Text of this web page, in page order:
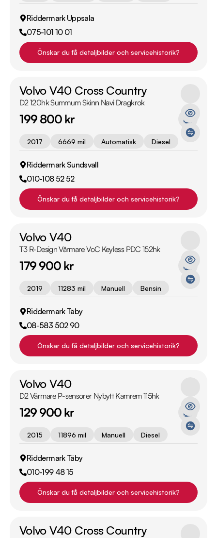
Riddermark Uppsala
075-101 10 01
Önskar du få detaljbilder och servicehistorik?
Volvo V40 Cross Country
D2 120hk Summum Skinn Navi Dragkrok
199 800 kr
2017 6669 mil Automatisk Diesel
Riddermark Sundsvall
010-108 52 52
Önskar du få detaljbilder och servicehistorik?
Volvo V40
T3 R-Design Värmare VoC Keyless PDC 152hk
179 900 kr
2019 11283 mil Manuell Bensin
Riddermark Täby
08-583 502 90
Önskar du få detaljbilder och servicehistorik?
Volvo V40
D2 Värmare P-sensorer Nybytt Kamrem 115hk
129 900 kr
2015 11896 mil Manuell Diesel
Riddermark Täby
010-199 48 15
Önskar du få detaljbilder och servicehistorik?
Volvo V40 Cross Country